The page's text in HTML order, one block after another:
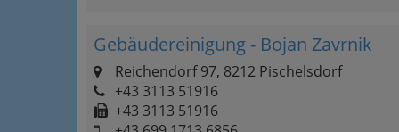
Gebäudereinigung - Bojan Zavrnik
Reichendorf 97, 8212 Pischelsdorf
+43 3113 51916
+43 3113 51916